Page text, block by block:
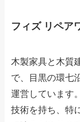
フィズ リペア
木製家具と木質
で、目黒の環七
運営しています
技術を持ち、特